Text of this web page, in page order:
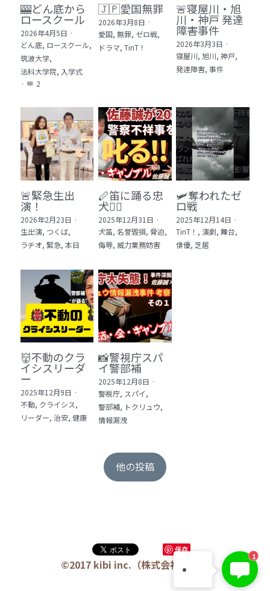
🎰どん底から
ロースクール
2026年4月5日 ·
どん底, ロースクール,
筑波大学,
法科大学院, 入学式
·
2
🇯🇵愛国無罪
2026年3月8日 ·
愛国, 無罪, ゼロ戦,
ドラマ, TinT！
🚨寝屋川・旭
川・神戸 発達
障害事件
2026年3月3日 ·
寝屋川, 旭川, 神戸,
発達障害, 事件
🚨緊急生出
演！
2026年2月23日 ·
生出演, つくば,
ラヂオ, 緊急, 本日
🪈笛に踊る忠
犬🐕‍🦺
2025年12月31日 ·
犬笛, 名誉毀損, 脅迫,
侮辱, 威力業務妨害
🛩️奪われたゼ
ロ戦
2025年12月14日 ·
TinT！, 演劇, 舞台,
俳優, 芝居
👹不動のクラ
イシスリーダ
ー
2025年12月9日 ·
不動, クライシス,
リーダー, 治安, 健康
📸警視庁スパ
イ警部補
2025年12月8日 ·
警視庁, スパイ,
警部補, トクリュウ,
情報漏洩
他の投稿
保存
©2017 kibi inc.（株式会社 kibi）
1